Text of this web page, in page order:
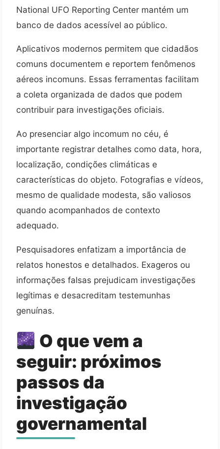
National UFO Reporting Center mantém um
banco de dados acessível ao público.
Aplicativos modernos permitem que cidadãos
comuns documentem e reportem fenômenos
aéreos incomuns. Essas ferramentas facilitam
a coleta organizada de dados que podem
contribuir para investigações oficiais.
Ao presenciar algo incomum no céu, é
importante registrar detalhes como data, hora,
localização, condições climáticas e
características do objeto. Fotografias e vídeos,
mesmo de qualidade modesta, são valiosos
quando acompanhados de contexto
adequado.
Pesquisadores enfatizam a importância de
relatos honestos e detalhados. Exageros ou
informações falsas prejudicam investigações
legítimas e desacreditam testemunhas
genuínas.
O que vem a
seguir: próximos
passos da
investigação
governamental